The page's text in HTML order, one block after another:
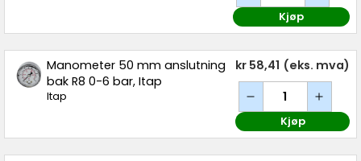
Kjøp
Manometer 50 mm anslutning
bak R8 0-6 bar, Itap
Itap
kr 58,41 (eks. mva)
Kjøp